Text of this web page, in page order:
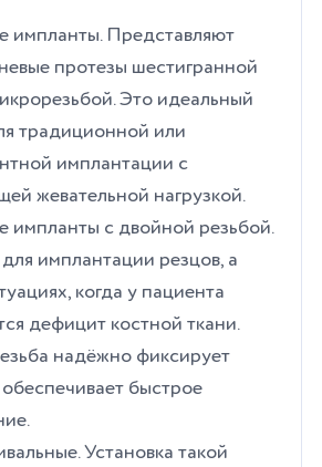
импланты. Представляют
протезы шестигранной
Это идеальный
традиционной или
имплантации с
жевательной нагрузкой.
импланты с двойной резьбой.
имплантации резцов, а
когда у пациента
дефицит костной ткани.
надёжно фиксирует
быстрое
Установка такой